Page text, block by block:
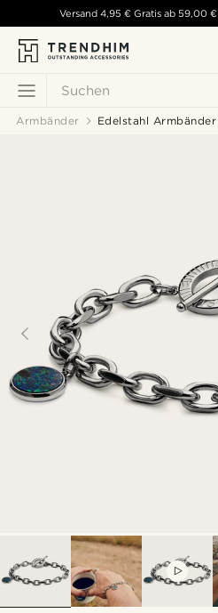
Suchen
Versand 4,95 € Gratis ab 59,00 €
Armbänder Edelstahl Armbänder